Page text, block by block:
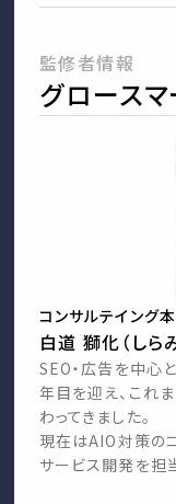
監修者情報
グロース
コンサルテイン
白道 獅化（しら
SEO・広告を中心
年目を迎え、これ
わってきました。
現在はAIO対策の
サービス開発を担